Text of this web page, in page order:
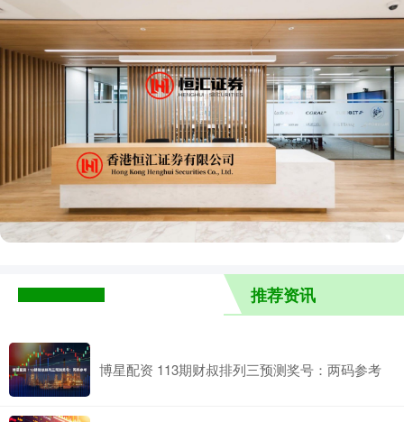
推荐资讯
博星配资 113期财叔排列三预测奖号：两码参考